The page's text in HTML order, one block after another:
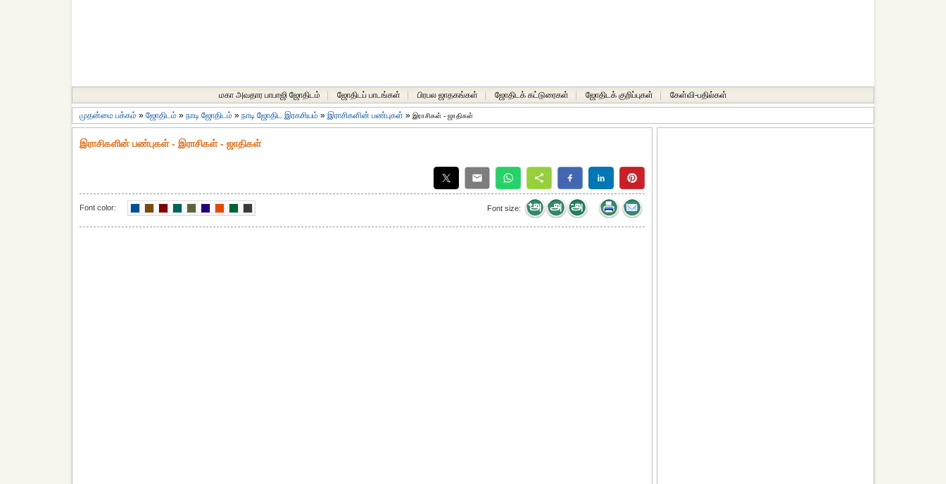
மகா அவதார பாபாஜி ஜோதிடம் ஜோதிடப் பாடங்கள் பிரபல ஜாதகங்கள் ஜோதிடக் கட்டுரைகள் ஜோதிடக் குறிப்புகள் கேள்வி-பதில்கள்
முதன்மை பக்கம் » ஜோதிடம் » நாடி ஜோதிடம் » நாடி ஜோதிட இரகசியம் » இராசிகளின் பண்புகள் » இராசிகள் - ஜாதிகள்
இராசிகளின் பண்புகள் - இராசிகள் - ஜாதிகள்
Font color: Font size: